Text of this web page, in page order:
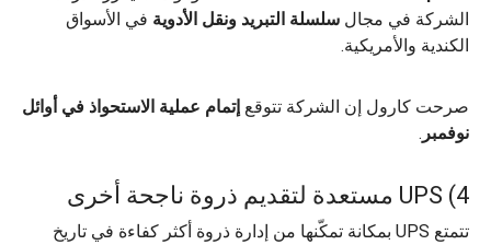
الشركة في مجال سلسلة التبريد ونقل الأدوية في الأسواق
الكندية والأمريكية.
صرحت كارول إن الشركة تتوقع إتمام عملية الاستحواذ في أوائل
نوفمبر .
4) UPS مستعدة لتقديم ذروة ناجحة أخرى
تتمتع UPS بمكانة تمكّنها من إدارة ذروة أكثر كفاءة في تاريخ